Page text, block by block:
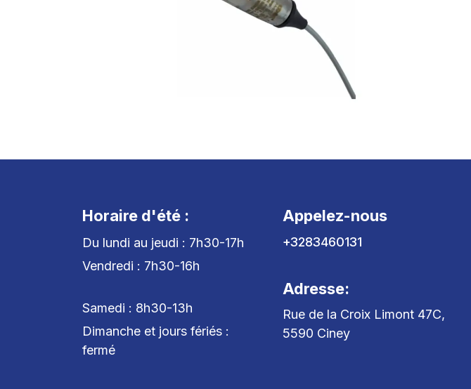
Horaire d'été :
Du lundi au jeudi : 7h30-17h
Vendredi : 7h30-16h
Samedi : 8h30-13h
Dimanche et jours fériés :
fermé
Appelez-nous
+3283460131
Adresse:
Rue de la Croix Limont 47C,
5590 Ciney